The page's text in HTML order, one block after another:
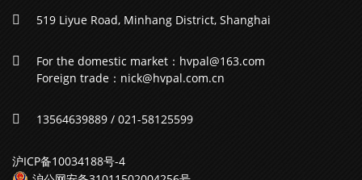
519 Liyue Road, Minhang District, Shanghai
For the domestic market：hvpal@163.com
Foreign trade：nick@hvpal.com.cn
13564639889 / 021-58125599
沪ICP备10034188号-4